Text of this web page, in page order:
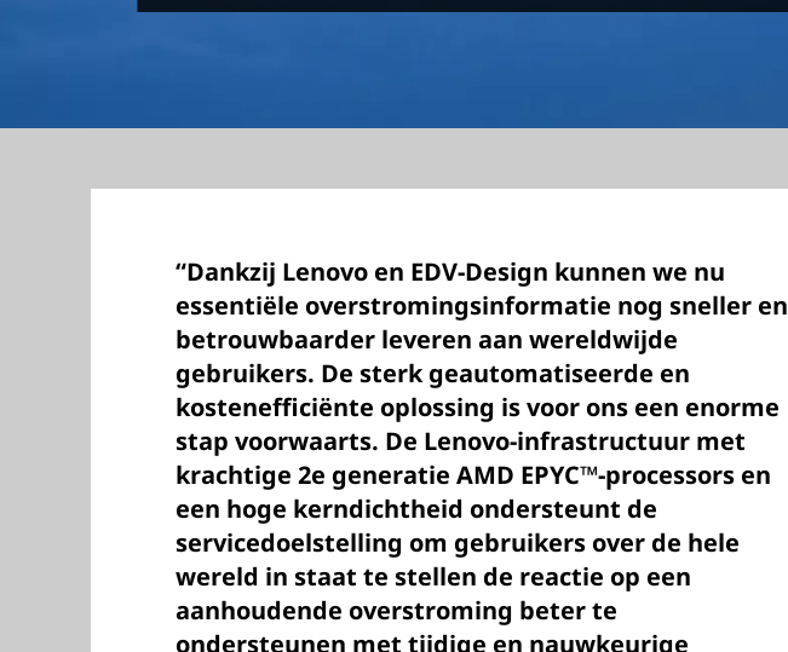
“Dankzij Lenovo en EDV-Design kunnen we nu
essentiële overstromingsinformatie nog sneller en
betrouwbaarder leveren aan wereldwijde
gebruikers. De sterk geautomatiseerde en
kostenefficiënte oplossing is voor ons een enorme
stap voorwaarts. De Lenovo-infrastructuur met
krachtige 2e generatie AMD EPYC™-processors en
een hoge kerndichtheid ondersteunt de
servicedoelstelling om gebruikers over de hele
wereld in staat te stellen de reactie op een
aanhoudende overstroming beter te
ondersteunen met tijdige en nauwkeurige